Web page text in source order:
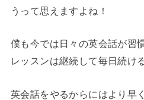
うって思えますよね！
僕も今では日々の英会話が習
レッスンは継続して毎日続け
英会話をやるからにはより早